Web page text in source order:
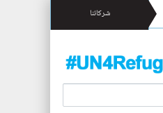
شركائنا